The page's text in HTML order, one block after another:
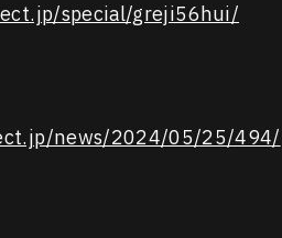
special/greji56hui/
news/2024/05/25/494/